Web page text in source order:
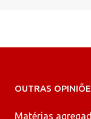
OUTRAS
Matérias